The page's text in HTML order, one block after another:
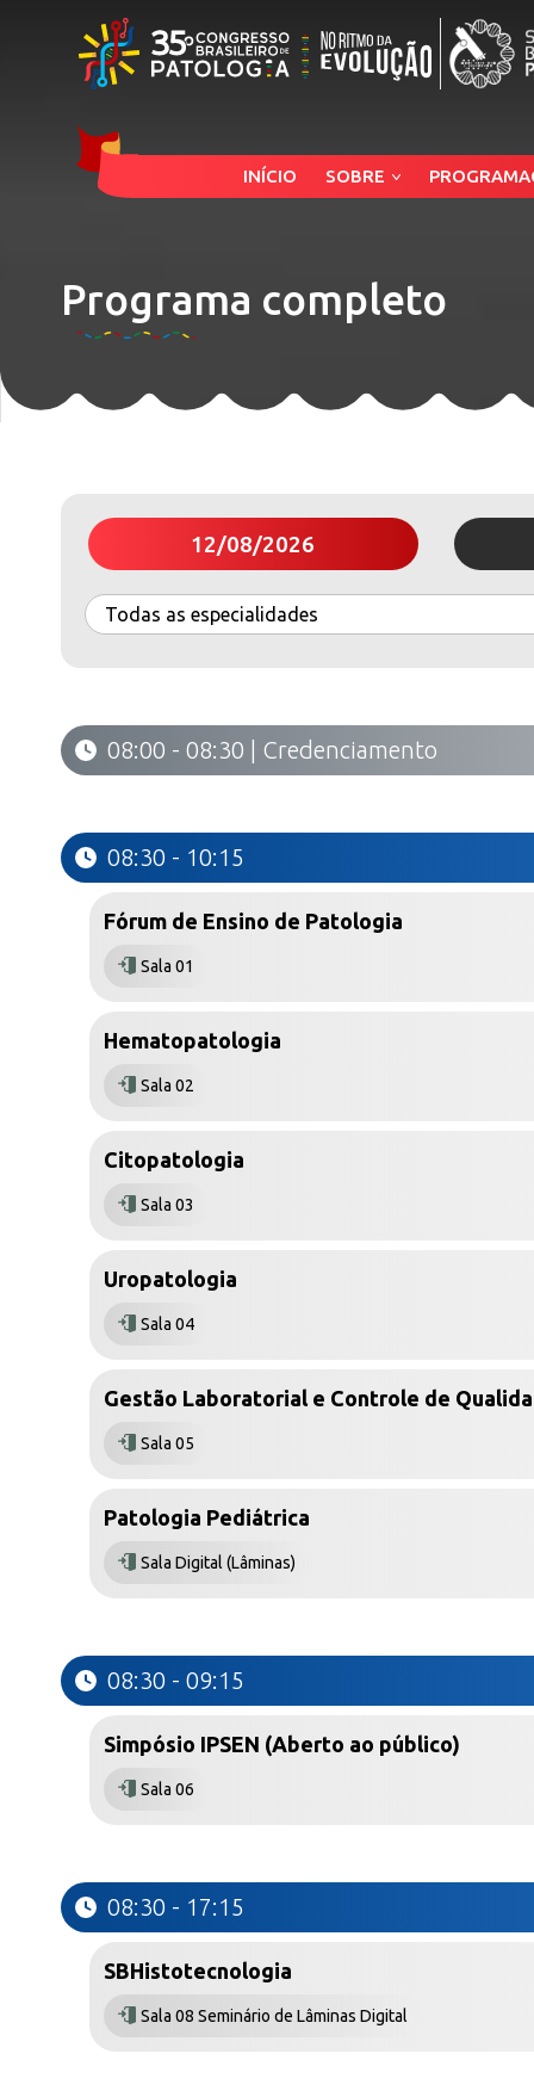
Programa completo
INÍCIO SOBRE
12/08/2026
08:00 - 08:30 | Credenciamento
08:30 - 10:15
Fórum de Ensino de Patologia
Sala 01
Hematopatologia
Sala 02
Citopatologia
Sala 03
Uropatologia
Sala 04
Gestão Laboratorial e Controle de
Sala 05
Patologia Pediátrica
Sala Digital (Lâminas)
08:30 - 09:15
Simpósio IPSEN (Aberto ao público)
Sala 06
08:30 - 17:15
SBHistotecnologia
Sala 08 Seminário de Lâminas Digital